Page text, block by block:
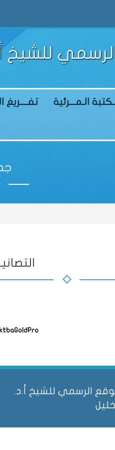
للشيخ
الـمـــرئية تفــــريغ
الرسمي للشيخ أ.د.